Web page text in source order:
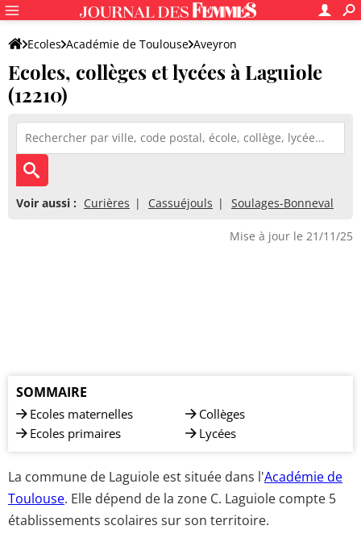
Ecoles Académie de Toulouse Aveyron
Ecoles, collèges et lycées à Laguiole
(12210)
Voir aussi : Curières Cassuéjouls Soulages-Bonneval
Mise à jour le 21/11/25
SOMMAIRE
Ecoles maternelles
Ecoles primaires
Collèges
Lycées
La commune de Laguiole est située dans l'Académie de
Toulouse. Elle dépend de la zone C. Laguiole compte 5
établissements scolaires sur son territoire.